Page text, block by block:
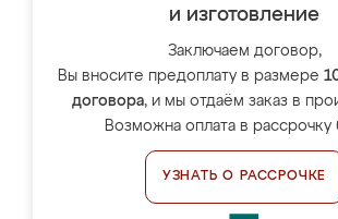
и изготовление
Заключаем договор,
Вы вносите предоплату в размере
договора, и мы отдаём заказ в
Возможна оплата в рассрочку
УЗНАТЬ О РАССРОЧКЕ